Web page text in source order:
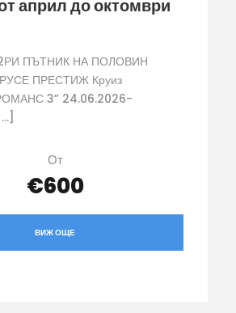
април до октомври
ПЪТНИК НА ПОЛОВИН
ПРЕСТИЖ Круиз
3” 24.06.2026-
От
€600
ВИЖ ОЩЕ